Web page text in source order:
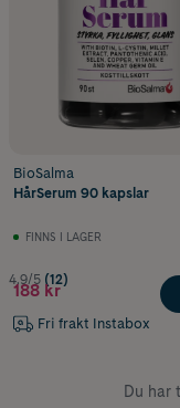
BioSalma
HårSerum 90 kapslar
FINNS I LAGER
4.9/5 (12)
188 kr
Fri frakt Instabox
Du har